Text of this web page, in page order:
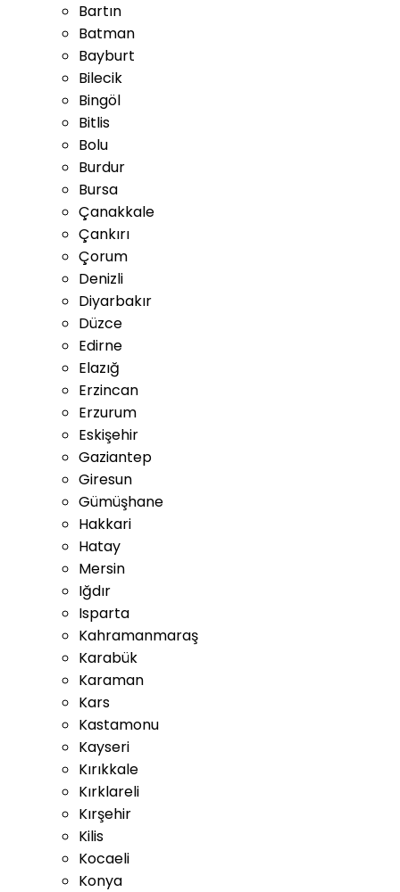
Bartın
Batman
Bayburt
Bilecik
Bingöl
Bitlis
Bolu
Burdur
Bursa
Çanakkale
Çankırı
Çorum
Denizli
Diyarbakır
Düzce
Edirne
Elazığ
Erzincan
Erzurum
Eskişehir
Gaziantep
Giresun
Gümüşhane
Hakkari
Hatay
Mersin
Iğdır
Isparta
Kahramanmaraş
Karabük
Karaman
Kars
Kastamonu
Kayseri
Kırıkkale
Kırklareli
Kırşehir
Kilis
Kocaeli
Konya